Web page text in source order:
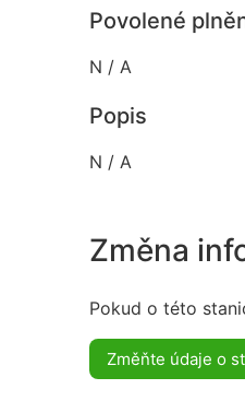
Povolené
N / A
Popis
N / A
Změna
Pokud o této
Změňte údaje o